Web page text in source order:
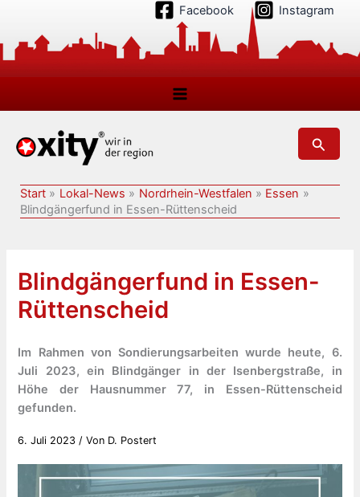
springen
Facebook Instagram
Suchen
Start Lokal-News Nordrhein-Westfalen
Essen
Blindgängerfund in Essen-Rüttenscheid
Blindgängerfund in Essen-
Rüttenscheid
Im Rahmen von Sondierungsarbeiten wurde heute, 6.
Juli 2023, ein Blindgänger in der Isenbergstraße, in
Höhe der Hausnummer 77, in Essen-Rüttenscheid
gefunden.
6. Juli 2023 / Von D. Postert